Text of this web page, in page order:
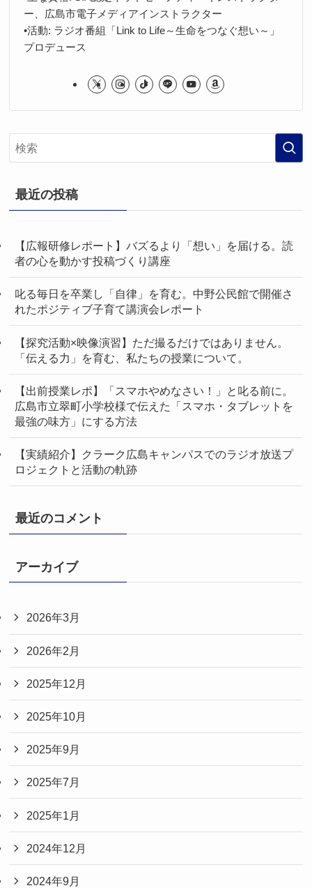
ー、広島市電子メディアインストラクター
•活動: ラジオ番組「Link to Life～生命をつなぐ想い～」
プロデュース
最近の投稿
【広報研修レポート】バズるより「想い」を届ける。読
者の心を動かす投稿づくり講座
叱る毎日を卒業し「自律」を育む。中野公民館で開催さ
れたポジティブ子育て講演会レポート
【探究活動×映像演習】ただ撮るだけではありません。
「伝える力」を育む、私たちの授業について。
【出前授業レポ】「スマホやめなさい！」と叱る前に。
広島市立翠町小学校様で伝えた「スマホ・タブレットを
最強の味方」にする方法
【実績紹介】クラーク広島キャンパスでのラジオ放送プ
ロジェクトと活動の軌跡
最近のコメント
アーカイブ
2026年3月
2026年2月
2025年12月
2025年10月
2025年9月
2025年7月
2025年1月
2024年12月
2024年9月